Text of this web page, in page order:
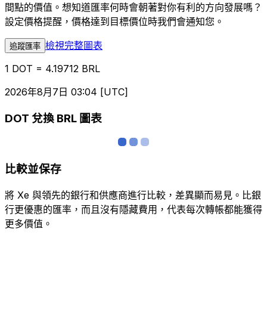
間點的價值。想知道匯率何時會朝著對你有利的方向發展嗎？
設定價格提醒，價格達到目標價位時我們會通知您。
追蹤匯率 檢視完整圖表
1 DOT = 4.19712 BRL
2026年8月7日 03:04 [UTC]
DOT 兌換 BRL 圖表
比較並保存
將 Xe 與領先的銀行和供應商進行比較，差異顯而易見。比銀
行更優惠的匯率，而且沒有隱藏費用，代表每次轉帳都能獲得
更多價值。